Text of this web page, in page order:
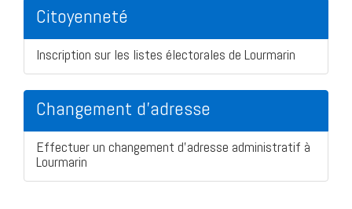
Citoyenneté
Inscription sur les listes électorales de Lourmarin
Changement d'adresse
Effectuer un changement d'adresse administratif à
Lourmarin